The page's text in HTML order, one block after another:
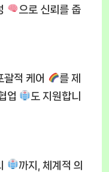
으로 신뢰를 줍
괄적 케어
를 제
업
도 지원합니
까지, 체계적 의